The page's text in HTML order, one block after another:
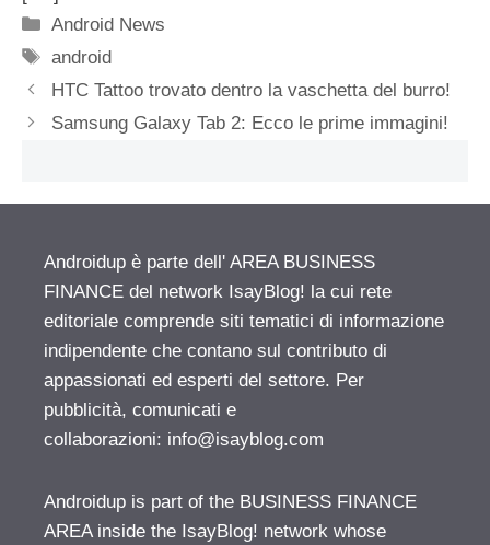
Categorie
Android News
Tag
android
HTC Tattoo trovato dentro la vaschetta del burro!
Samsung Galaxy Tab 2: Ecco le prime immagini!
Androidup è parte dell' AREA BUSINESS
FINANCE del network IsayBlog! la cui rete
editoriale comprende siti tematici di informazione
indipendente che contano sul contributo di
appassionati ed esperti del settore. Per
pubblicità, comunicati e
collaborazioni: info@isayblog.com
Androidup is part of the BUSINESS FINANCE
AREA inside the IsayBlog! network whose